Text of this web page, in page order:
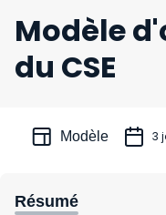
Modèle
du CSE
Modèle 3
Résumé